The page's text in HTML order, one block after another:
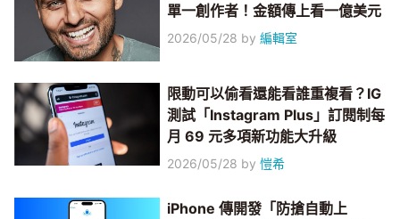
單一創作者！金額傳上看一億美元
2026/05/28 by編輯室
限動可以偷看還能看誰重複看？IG
測試「Instagram Plus」訂閱制每
月 69 元多項新功能大升級
2026/05/28 by愷希
iPhone 傳開發「防搶自動上